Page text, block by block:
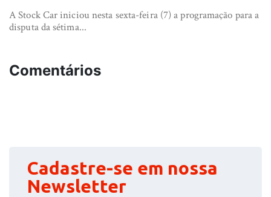
A Stock Car iniciou nesta sexta-feira (7) a programação para a
disputa da sétima...
Comentários
Cadastre-se em nossa
Newsletter